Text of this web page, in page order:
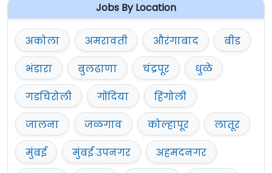
Jobs By Location
अकोला अमरावती औरंगाबाद
बीड
भंडारा
बुलढाणा चंद्रपूर
धुळे
गडचिरोली
गोंदिया
हिंगोली
जालना
जळगाव कोल्हापूर
लातूर
मुंबई
मुंबई उपनगर
अहमदनगर